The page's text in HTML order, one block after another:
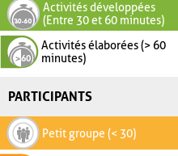
Activités développées
(Entre 30 et 60 minutes)
Activités élaborées (> 60
minutes)
PARTICIPANTS
Petit groupe (< 30)